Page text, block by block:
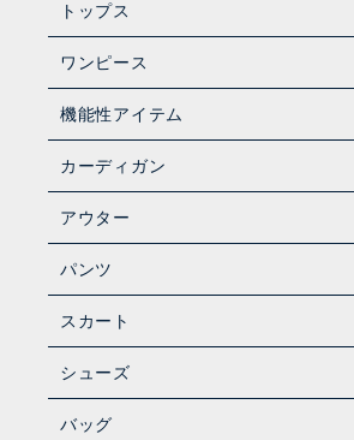
トップス
ワンピース
機能性アイテム
カーディガン
アウター
パンツ
スカート
シューズ
バッグ